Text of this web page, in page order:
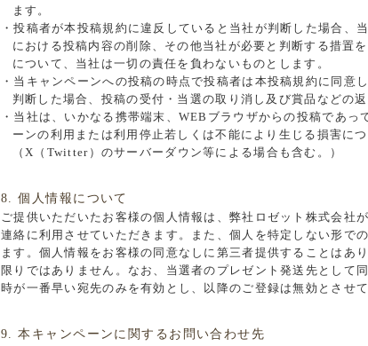
ます。
・投稿者が本投稿規約に違反していると当社が判断した場合
における投稿内容の削除、その他当社が必要と判断する措置
について、当社は一切の責任を負わないものとします。
・当キャンペーンへの投稿の時点で投稿者は本投稿規約に同意
判断した場合、投稿の受付・当選の取り消し及び賞品などの
・当社は、いかなる携帯端末、WEBブラウザからの投稿であ
ーンの利用または利用停止若しくは不能により生じる損害に
（X（Twitter）のサーバーダウン等による場合も含む。）
8. 個人情報について
ご提供いただいたお客様の個人情報は、弊社ロゼット株式会社
連絡に利用させていただきます。また、個人を特定しない形で
ます。個人情報をお客様の同意なしに第三者提供することはあ
限りではありません。なお、当選者のプレゼント発送先として
時が一番早い宛先のみを有効とし、以降のご登録は無効とさせ
9. 本キャンペーンに関するお問い合わせ先